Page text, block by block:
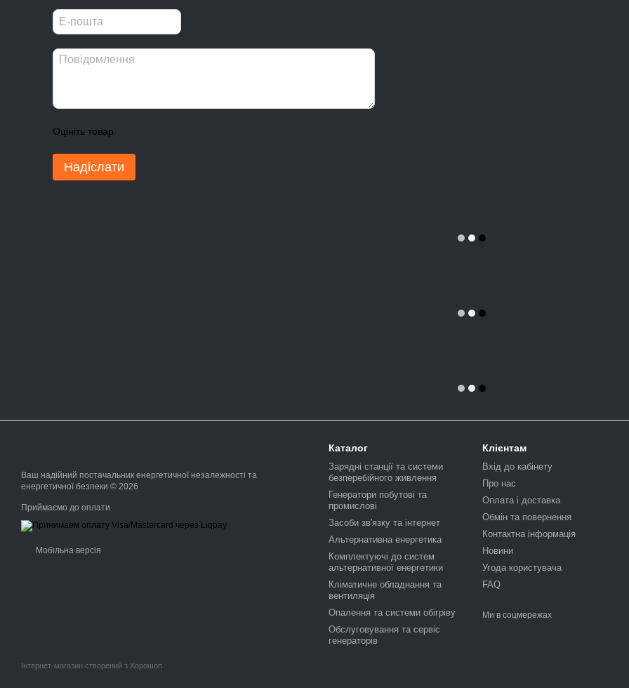
Оцініть товар
Надіслати
Ваш надійний постачальник енергетичної незалежності та
енергетичної безпеки © 2026
Приймаємо до оплати
Мобільна версія
Інтернет-магазин створений з Хорошоп
Каталог
Зарядні станції та системи
безперебійного живлення
Генератори побутові та
промислові
Засоби зв'язку та інтернет
Альтернативна енергетика
Комплектуючі до систем
альтернативної енергетики
Кліматичне обладнання та
вентиляція
Опалення та системи обігріву
Обслуговування та сервіс
генераторів
Клієнтам
Вхід до кабінету
Про нас
Оплата і доставка
Обмін та повернення
Контактна інформація
Новини
Угода користувача
FAQ
Ми в соцмережах